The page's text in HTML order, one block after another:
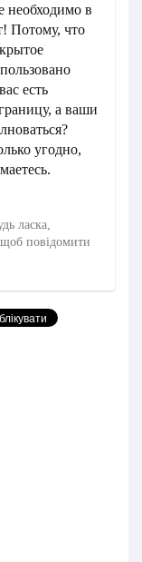
необходимо в
Потому, что
есть
а ваши
угодно,
ласка,
щоб повідомити